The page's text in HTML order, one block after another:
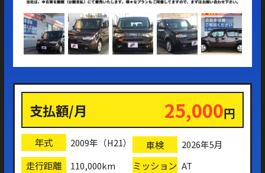
支払額/月 25,000円
年式 2009年（H21） 車検 2026年5月
走行距離 110,000km ミッション AT